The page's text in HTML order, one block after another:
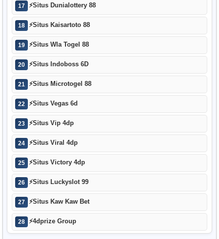
17 ⚡Situs Dunialottery 88
18 ⚡Situs Kaisartoto 88
19 ⚡Situs Wla Togel 88
20 ⚡Situs Indoboss 6D
21 ⚡Situs Microtogel 88
22 ⚡Situs Vegas 6d
23 ⚡Situs Vip 4dp
24 ⚡Situs Viral 4dp
25 ⚡Situs Victory 4dp
26 ⚡Situs Luckyslot 99
27 ⚡Situs Kaw Kaw Bet
28 ⚡4dprize Group